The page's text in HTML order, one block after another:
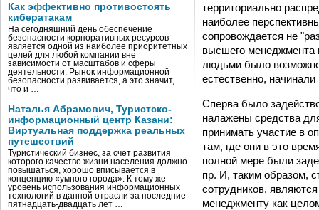
Как эффективно противостоять
кибератакам
На сегодняшний день обеспечение
безопасности корпоративных ресурсов
является одной из наиболее приоритетных
целей для любой компании вне
зависимости от масштабов и сферы
деятельности. Рынок информационной
безопасности развивается, а это значит,
что и …
Наталья Абрамович, Туристско-
информационный центр Казани:
Виртуальная поддержка реальных
путешествий
Туристический бизнес, за счет развития
которого качество жизни населения должно
повышаться, хорошо вписывается в
концепцию «умного города». К тому же
уровень использования информационных
технологий в данной отрасли за последние
пятнадцать-двадцать лет …
территориально
наиболее
сопровождается не
высшего менеджмента
людьми было
естественно,
Сперва было
налажены средства
принимать участие в
там, где они в это
полной мере были
пр. И, таким образом,
сотрудников,
менеджменту как